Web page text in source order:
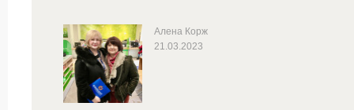
Алена Корж
21.03.2023